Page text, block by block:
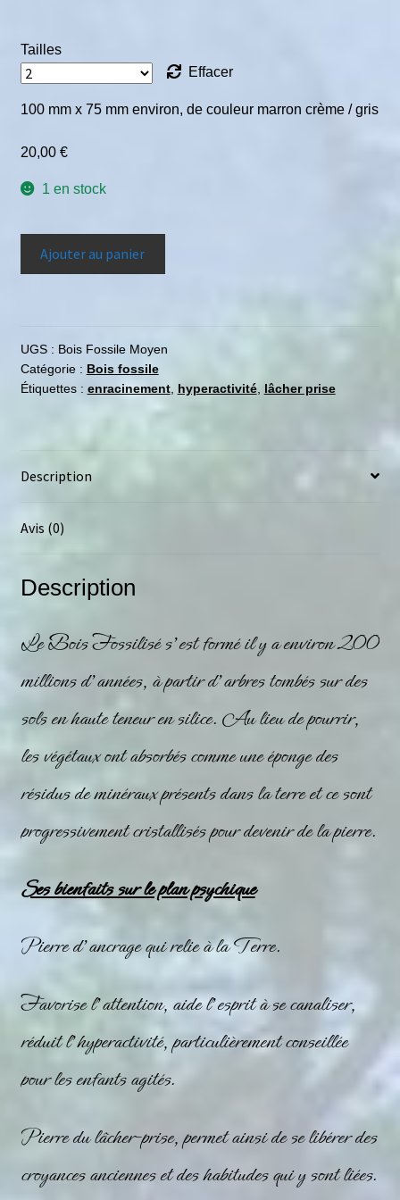
Tailles
Effacer
100 mm x 75 mm environ, de couleur marron crème / gris
20,00 €
1 en stock
Ajouter au panier
UGS : Bois Fossile Moyen
Catégorie : Bois fossile
Étiquettes : enracinement, hyperactivité, lâcher prise
Description
Avis (0)
Description
Le Bois Fossilisé s’est formé il y a environ 200
millions d’années, à partir d’arbres tombés sur des
sols en haute teneur en silice. Au lieu de pourrir,
les végétaux ont absorbés comme une éponge des
résidus deminérauxprésents dans la terre et ce sont
progressivement cristallisés pour devenir de la pierre.
Ses bienfaits sur le plan psychique
Pierre d’ancrage qui relie à la Terre.
Favorise l’attention, aide l’esprit à se canaliser,
réduit l’hyperactivité, particulièrement conseillée
pour lesenfantsagités.
Pierre du lâcher-prise, permet ainsi de se libérer des
croyances anciennes et des habitudes qui y sont liées.